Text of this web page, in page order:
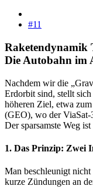
#11
Raketendynamik
Die Autobahn im
Nachdem wir die
Erdorbit sind, stellt
höheren Ziel, etwa
(GEO), wo der
Der sparsamste Weg ist
1. Das Prinzip: Zwei
Man beschleunigt nicht
kurze Zündungen an